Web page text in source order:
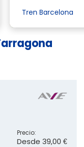
Tren Barcelona
Precio:
Desde 39,00 €